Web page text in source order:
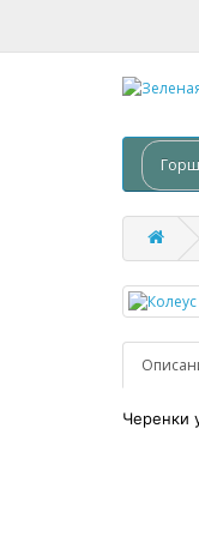
Черенки